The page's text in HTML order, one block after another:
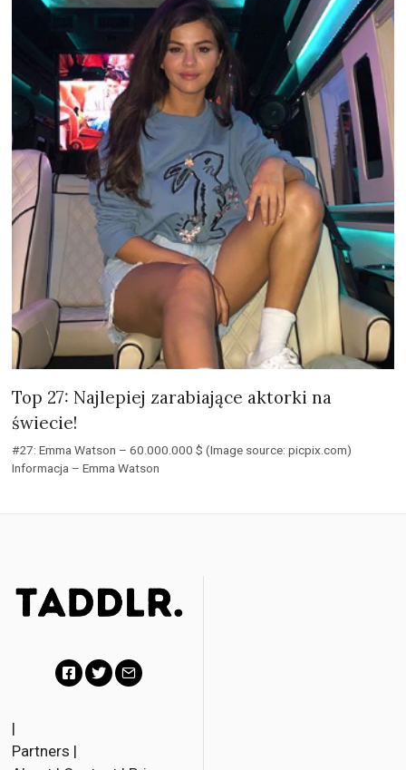
Top 27: Najlepiej zarabiające aktorki na
świecie!
#27: Emma Watson – 60.000.000 $ (Image source: picpix.com)
Informacja – Emma Watson
c
|
Partners |